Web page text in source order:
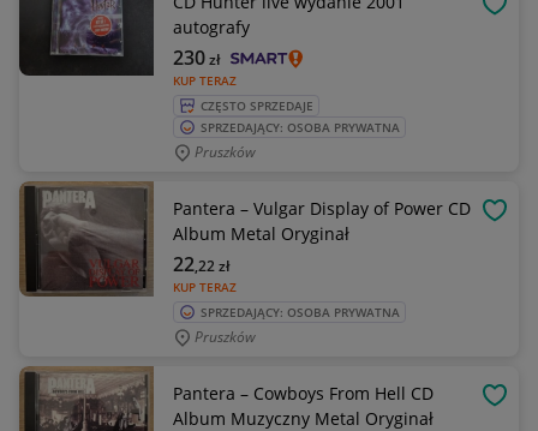
autografy
KUP TERAZ
230zł
CZĘSTO SPRZEDAJE
SPRZEDAJĄCY: OSOBA PRYWATNA
Pruszków
Pantera – Vulgar Display of Power CD
Album Metal Oryginał
KUP TERAZ
22,22zł
SPRZEDAJĄCY: OSOBA PRYWATNA
Pruszków
Pantera – Cowboys From Hell CD
Album Muzyczny Metal Oryginał